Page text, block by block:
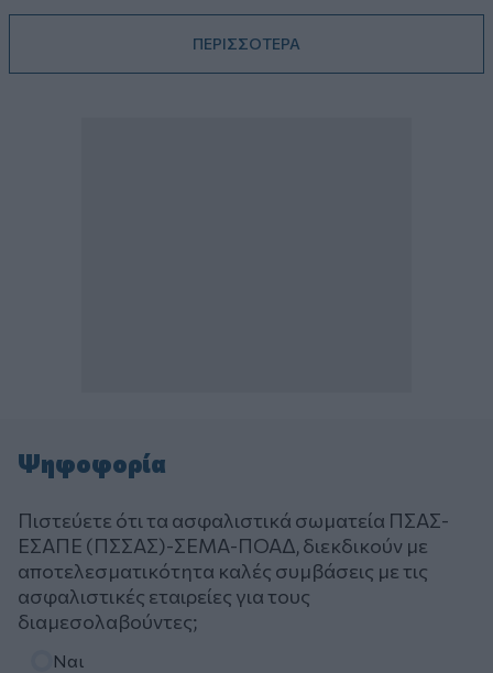
ΠΕΡΙΣΣΟΤΕΡΑ
Ψηφοφορία
Πιστεύετε ότι τα ασφαλιστικά σωματεία ΠΣΑΣ-
ΕΣΑΠΕ (ΠΣΣΑΣ)-ΣΕΜΑ-ΠΟΑΔ, διεκδικούν με
αποτελεσματικότητα καλές συμβάσεις με τις
ασφαλιστικές εταιρείες για τους
διαμεσολαβούντες;
Ναι